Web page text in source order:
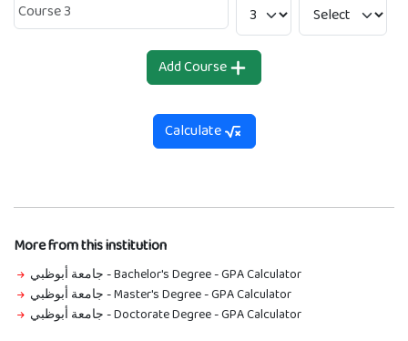
Add Course
Calculate
More from this institution
جامعة أبوظبي - Bachelor's Degree-GPA Calculator
جامعة أبوظبي - Master's Degree-GPA Calculator
جامعة أبوظبي - Doctorate Degree-GPA Calculator